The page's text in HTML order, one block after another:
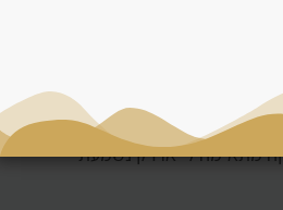
עולה לנהל את הנכס? מה קורה אם
האם המחיר תחרותי? האם יש
מתאימה לי או רק נשמעת